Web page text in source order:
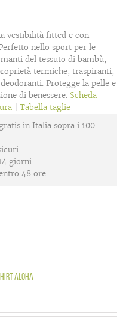
vestibilità fitted e con
nello sport per le
del tessuto di bambù,
termiche, traspiranti,
Protegge la pelle e
di benessere. Scheda
|Tabella taglie
in Italia sopra i 100
giorni
48 ore
shirt Aloha